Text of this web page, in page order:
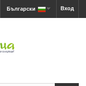
Вход
Български